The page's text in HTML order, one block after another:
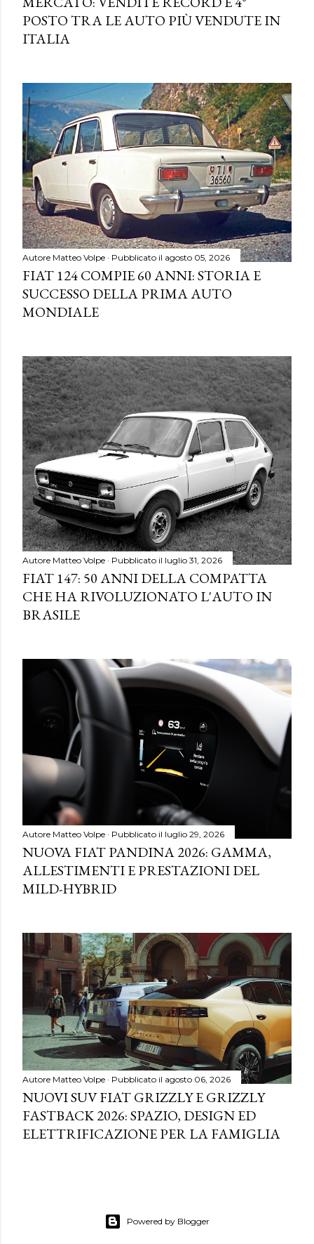
POSTO TRA LE AUTO PIÙ VENDUTE IN
ITALIA
Autore Matteo Volpe Pubblicato il agosto 05, 2026
FIAT 124 COMPIE 60 ANNI: STORIA E
SUCCESSO DELLA PRIMA AUTO
MONDIALE
Autore Matteo Volpe Pubblicato il luglio 31, 2026
FIAT 147: 50 ANNI DELLA COMPATTA
CHE HA RIVOLUZIONATO L'AUTO IN
BRASILE
Autore Matteo Volpe Pubblicato il luglio 29, 2026
NUOVA FIAT PANDINA 2026: GAMMA,
ALLESTIMENTI E PRESTAZIONI DEL
MILD-HYBRID
Autore Matteo Volpe Pubblicato il agosto 06, 2026
NUOVI SUV FIAT GRIZZLY E GRIZZLY
FASTBACK 2026: SPAZIO, DESIGN ED
ELETTRIFICAZIONE PER LA FAMIGLIA
Powered by Blogger